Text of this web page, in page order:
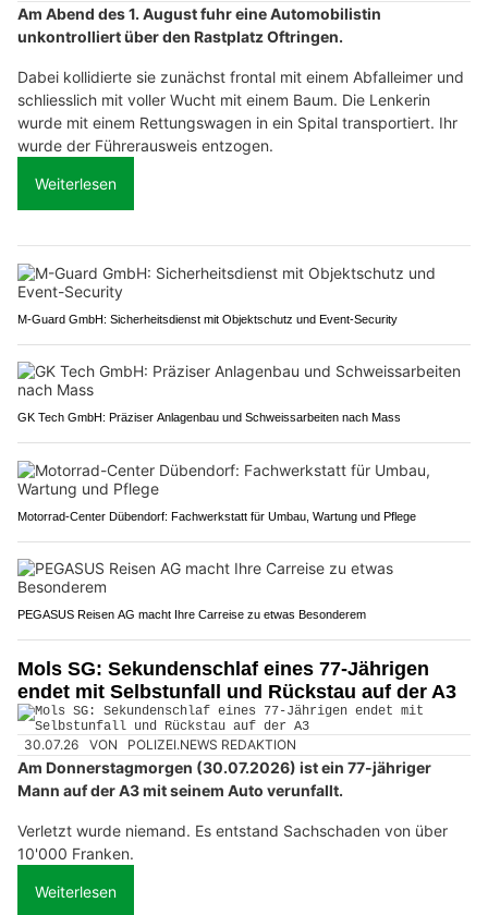
Am Abend des 1. August fuhr eine Automobilistin
unkontrolliert über den Rastplatz Oftringen.
Dabei kollidierte sie zunächst frontal mit einem Abfalleimer und
schliesslich mit voller Wucht mit einem Baum. Die Lenkerin
wurde mit einem Rettungswagen in ein Spital transportiert. Ihr
wurde der Führerausweis entzogen.
Weiterlesen
M-Guard GmbH: Sicherheitsdienst mit Objektschutz und Event-Security
GK Tech GmbH: Präziser Anlagenbau und Schweissarbeiten nach Mass
Motorrad-Center Dübendorf: Fachwerkstatt für Umbau, Wartung und Pflege
PEGASUS Reisen AG macht Ihre Carreise zu etwas Besonderem
Mols SG: Sekundenschlaf eines 77-Jährigen
endet mit Selbstunfall und Rückstau auf der A3
30.07.26 VON POLIZEI.NEWS REDAKTION
Am Donnerstagmorgen (30.07.2026) ist ein 77-jähriger
Mann auf der A3 mit seinem Auto verunfallt.
Verletzt wurde niemand. Es entstand Sachschaden von über
10'000 Franken.
Weiterlesen